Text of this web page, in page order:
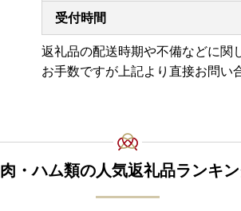
提出期限は、寄附翌年の1月10日必
〒311-3892 茨城県行方市麻生
行方市ふるさと応援寄附金事務局
（行方市企画部魅力発信課）
受付時間
返礼品の配送時期や不備などに関
お手数ですが上記より直接お問い
肉・ハム類の人気返礼品ランキ